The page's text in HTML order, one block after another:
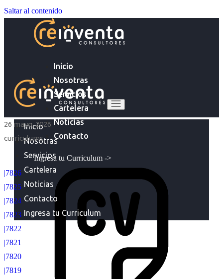
Saltar al contenido
Inicio
Nosotras
Servicios
Cartelera
Noticias
Contacto
Ingresa tu Curriculum ->
Inicio
Nosotras
Servicios
Cartelera
Noticias
Contacto
Ingresa tu Curriculum
26 mayo, 2026
curriculums
|7826
|7825
|7824
|7823
|7822
|7821
|7820
|7819